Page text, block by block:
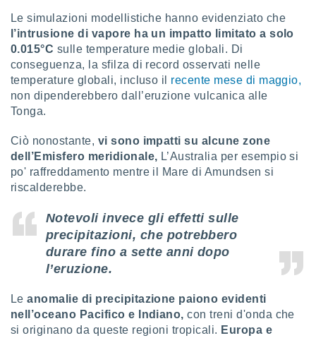
Le simulazioni modellistiche hanno evidenziato che
l’intrusione di vapore ha un impatto limitato a solo
0.015°C sulle temperature medie globali. Di
conseguenza, la sfilza di record osservati nelle
temperature globali, incluso il recente mese di maggio,
non dipenderebbero dall’eruzione vulcanica alle
Tonga.
Ciò nonostante, vi sono impatti su alcune zone
dell’Emisfero meridionale, L’Australia per esempio si
po' raffreddamento mentre il Mare di Amundsen si
riscalderebbe.
Notevoli invece gli effetti sulle
precipitazioni, che potrebbero
durare fino a sette anni dopo
l’eruzione.
Leanomalie di precipitazione paiono evidenti
nell’oceano Pacifico e Indiano, con treni d'onda che
si originano da queste regioni tropicali. Europa e